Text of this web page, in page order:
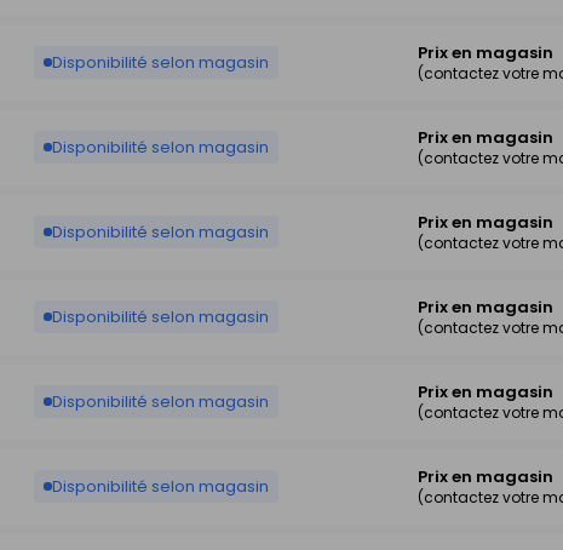
Disponibilité selon magasin Prix en magasin
(contactez votre
Disponibilité selon magasin Prix en magasin
(contactez votre
Disponibilité selon magasin Prix en magasin
(contactez votre
Disponibilité selon magasin Prix en magasin
(contactez votre
Disponibilité selon magasin Prix en magasin
(contactez votre
Disponibilité selon magasin Prix en magasin
(contactez votre